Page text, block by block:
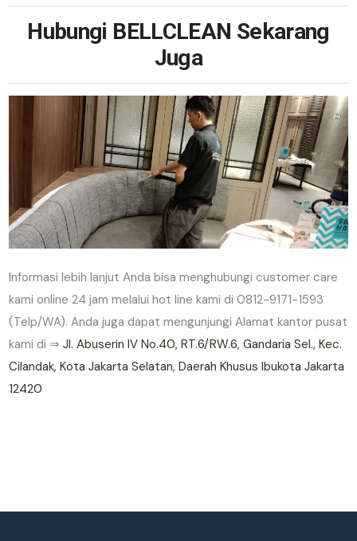
Hubungi BELLCLEAN Sekarang
Juga
Informasi lebih lanjut Anda bisa menghubungi customer care
kami online 24 jam melalui hot line kami di 0812-9171-1593
(Telp/WA). Anda juga dapat mengunjungi Alamat kantor pusat
kamidi ⇒Jl. Abuserin IV No.40, RT.6/RW.6, Gandaria Sel., Kec.
Cilandak, Kota Jakarta Selatan, Daerah Khusus Ibukota Jakarta
12420